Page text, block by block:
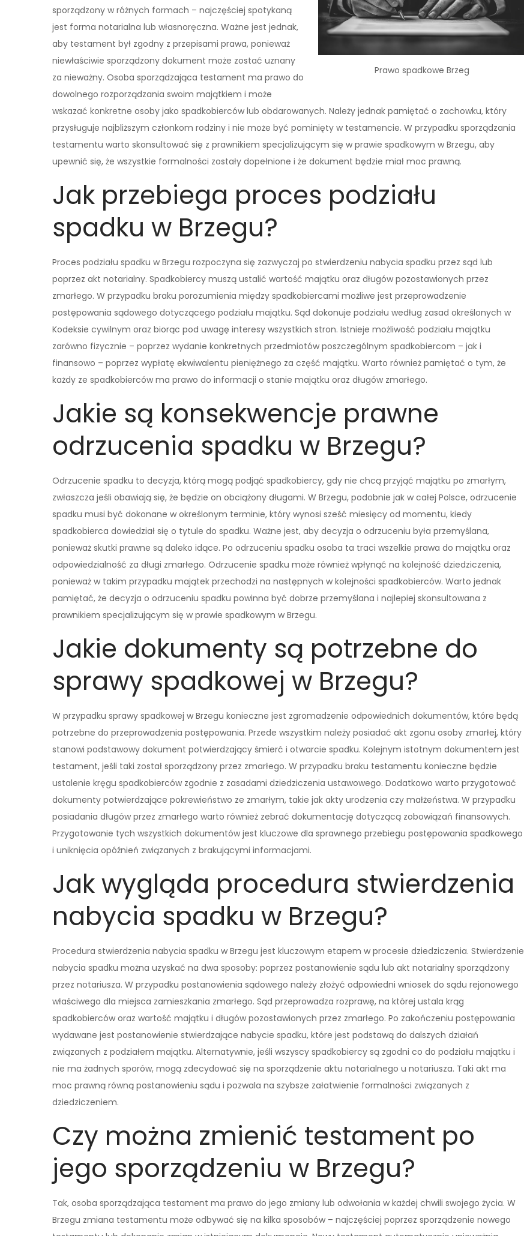
Prawo spadkowe Brzeg
sporządzony w różnych formach – najczęściej spotykaną
jest forma notarialna lub własnoręczna. Ważne jest jednak,
aby testament był zgodny z przepisami prawa, ponieważ
niewłaściwie sporządzony dokument może zostać uznany
za nieważny. Osoba sporządzająca testament ma prawo do
dowolnego rozporządzania swoim majątkiem i może
wskazać konkretne osoby jako spadkobierców lub obdarowanych. Należy jednak pamiętać o zachowku, który
przysługuje najbliższym członkom rodziny i nie może być pominięty w testamencie. W przypadku sporządzania
testamentu warto skonsultować się z prawnikiem specjalizującym się w prawie spadkowym w Brzegu, aby
upewnić się, że wszystkie formalności zostały dopełnione i że dokument będzie miał moc prawną.
Jak przebiega proces podziału
spadku w Brzegu?
Proces podziału spadku w Brzegu rozpoczyna się zazwyczaj po stwierdzeniu nabycia spadku przez sąd lub
poprzez akt notarialny. Spadkobiercy muszą ustalić wartość majątku oraz długów pozostawionych przez
zmarłego. W przypadku braku porozumienia między spadkobiercami możliwe jest przeprowadzenie
postępowania sądowego dotyczącego podziału majątku. Sąd dokonuje podziału według zasad określonych w
Kodeksie cywilnym oraz biorąc pod uwagę interesy wszystkich stron. Istnieje możliwość podziału majątku
zarówno fizycznie – poprzez wydanie konkretnych przedmiotów poszczególnym spadkobiercom – jak i
finansowo – poprzez wypłatę ekwiwalentu pieniężnego za część majątku. Warto również pamiętać o tym, że
każdy ze spadkobierców ma prawo do informacji o stanie majątku oraz długów zmarłego.
Jakie są konsekwencje prawne
odrzucenia spadku w Brzegu?
Odrzucenie spadku to decyzja, którą mogą podjąć spadkobiercy, gdy nie chcą przyjąć majątku po zmarłym,
zwłaszcza jeśli obawiają się, że będzie on obciążony długami. W Brzegu, podobnie jak w całej Polsce, odrzucenie
spadku musi być dokonane w określonym terminie, który wynosi sześć miesięcy od momentu, kiedy
spadkobierca dowiedział się o tytule do spadku. Ważne jest, aby decyzja o odrzuceniu była przemyślana,
ponieważ skutki prawne są daleko idące. Po odrzuceniu spadku osoba ta traci wszelkie prawa do majątku oraz
odpowiedzialność za długi zmarłego. Odrzucenie spadku może również wpłynąć na kolejność dziedziczenia,
ponieważ w takim przypadku majątek przechodzi na następnych w kolejności spadkobierców. Warto jednak
pamiętać, że decyzja o odrzuceniu spadku powinna być dobrze przemyślana i najlepiej skonsultowana z
prawnikiem specjalizującym się w prawie spadkowym w Brzegu.
Jakie dokumenty są potrzebne do
sprawy spadkowej w Brzegu?
W przypadku sprawy spadkowej w Brzegu konieczne jest zgromadzenie odpowiednich dokumentów, które będą
potrzebne do przeprowadzenia postępowania. Przede wszystkim należy posiadać akt zgonu osoby zmarłej, który
stanowi podstawowy dokument potwierdzający śmierć i otwarcie spadku. Kolejnym istotnym dokumentem jest
testament, jeśli taki został sporządzony przez zmarłego. W przypadku braku testamentu konieczne będzie
ustalenie kręgu spadkobierców zgodnie z zasadami dziedziczenia ustawowego. Dodatkowo warto przygotować
dokumenty potwierdzające pokrewieństwo ze zmarłym, takie jak akty urodzenia czy małżeństwa. W przypadku
posiadania długów przez zmarłego warto również zebrać dokumentację dotyczącą zobowiązań finansowych.
Przygotowanie tych wszystkich dokumentów jest kluczowe dla sprawnego przebiegu postępowania spadkowego
i uniknięcia opóźnień związanych z brakującymi informacjami.
Jak wygląda procedura stwierdzenia
nabycia spadku w Brzegu?
Procedura stwierdzenia nabycia spadku w Brzegu jest kluczowym etapem w procesie dziedziczenia. Stwierdzenie
nabycia spadku można uzyskać na dwa sposoby: poprzez postanowienie sądu lub akt notarialny sporządzony
przez notariusza. W przypadku postanowienia sądowego należy złożyć odpowiedni wniosek do sądu rejonowego
właściwego dla miejsca zamieszkania zmarłego. Sąd przeprowadza rozprawę, na której ustala krąg
spadkobierców oraz wartość majątku i długów pozostawionych przez zmarłego. Po zakończeniu postępowania
wydawane jest postanowienie stwierdzające nabycie spadku, które jest podstawą do dalszych działań
związanych z podziałem majątku. Alternatywnie, jeśli wszyscy spadkobiercy są zgodni co do podziału majątku i
nie ma żadnych sporów, mogą zdecydować się na sporządzenie aktu notarialnego u notariusza. Taki akt ma
moc prawną równą postanowieniu sądu i pozwala na szybsze załatwienie formalności związanych z
dziedziczeniem.
Czy można zmienić testament po
jego sporządzeniu w Brzegu?
Tak, osoba sporządzająca testament ma prawo do jego zmiany lub odwołania w każdej chwili swojego życia. W
Brzegu zmiana testamentu może odbywać się na kilka sposobów – najczęściej poprzez sporządzenie nowego